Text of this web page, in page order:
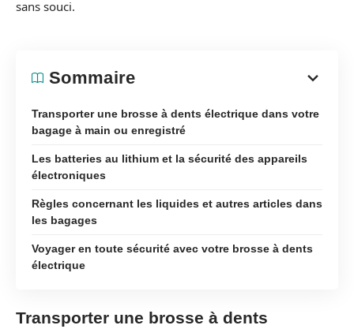
sans souci.
Sommaire
Transporter une brosse à dents électrique dans votre
bagage à main ou enregistré
Les batteries au lithium et la sécurité des appareils
électroniques
Règles concernant les liquides et autres articles dans
les bagages
Voyager en toute sécurité avec votre brosse à dents
électrique
Transporter une brosse à dents